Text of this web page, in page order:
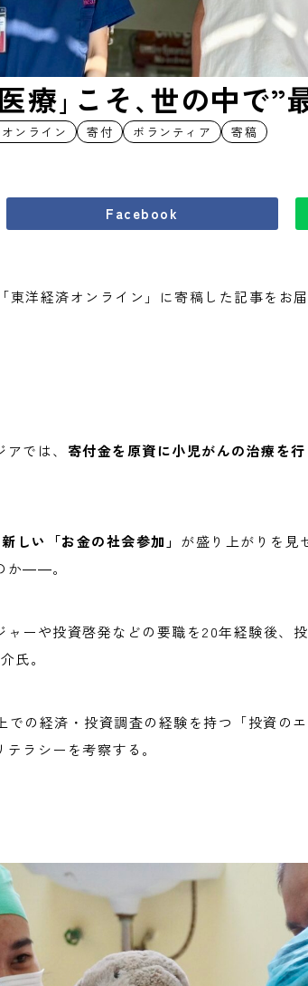
療｣こそ､世の中で”
ンライン 寄付 ボランティア 寄稿
Facebook
東洋経済オンライン」に寄稿した記事をお
では、 寄付金を原資に小児がんの治療を
新しい「お金の社会参加」 が盛り上がりを見
か――。
ーや投資啓発などの要職を20年経験後、
氏。
での経済・投資調査の経験を持つ「投資の
ラシーを考察する。